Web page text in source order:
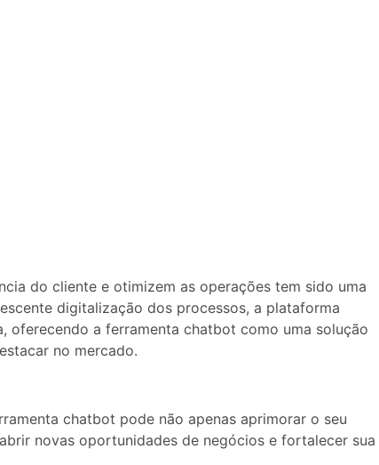
do cliente e otimizem as operações tem sido uma
digitalização dos processos, a plataforma
oferecendo a ferramenta chatbot como uma solução
no mercado.
chatbot pode não apenas aprimorar o seu
novas oportunidades de negócios e fortalecer sua